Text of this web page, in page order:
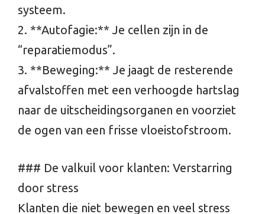
systeem.
2. **Autofagie:** Je cellen zijn in de
“reparatiemodus”.
3. **Beweging:** Je jaagt de resterende
afvalstoffen met een verhoogde hartslag
naar de uitscheidingsorganen en voorziet
de ogen van een frisse vloeistofstroom.
### De valkuil voor klanten: Verstarring
door stress
Klanten die niet bewegen en veel stress